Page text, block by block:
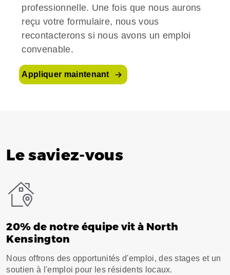
professionnelle. Une fois que nous aurons
reçu votre formulaire, nous vous
recontacterons si nous avons un emploi
convenable.
Appliquer maintenant
Le saviez-vous
20% de notre équipe vit à North
Kensington
Nous offrons des opportunités d'emploi, des stages et un
soutien à l'emploi pour les résidents locaux.